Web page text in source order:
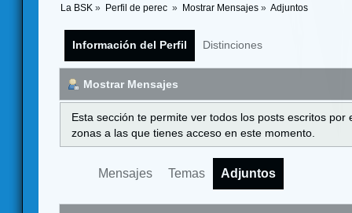
La BSK » Perfil de perec » Mostrar Mensajes» Adjuntos
Información del Perfil Distinciones
Mostrar Mensajes
Esta sección te permite ver todos los posts escritos
zonas a las que tienes acceso en este momento.
Mensajes Temas Adjuntos